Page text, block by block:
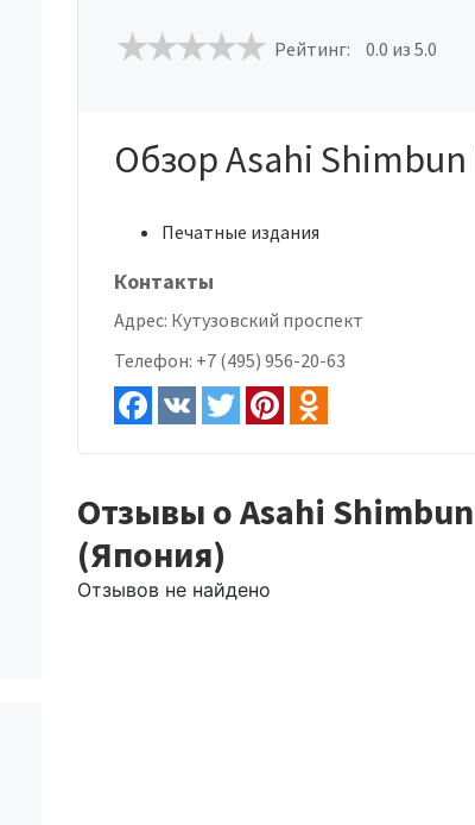
Рейтинг: 0.0 из 5.0
Обзор Asahi Shimbun
Печатные издания
Контакты
Адрес: Кутузовский проспект
Телефон: +7 (495) 956-20-63
Отзывы о Asahi Shimbun
(Япония)
Отзывов не найдено